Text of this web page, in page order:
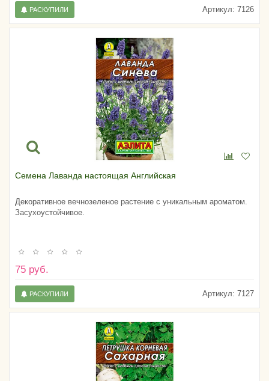
Артикул: 7126
РАСКУПИЛИ
Семена Лаванда настоящая Английская
Декоративное вечнозеленое растение с уникальным ароматом.
Засухоустойчивое.
75 руб.
Артикул: 7127
РАСКУПИЛИ